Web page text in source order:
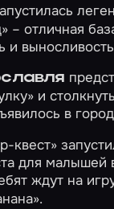
– отличная
и
и
в
квест»
для малышей
ждут на
.